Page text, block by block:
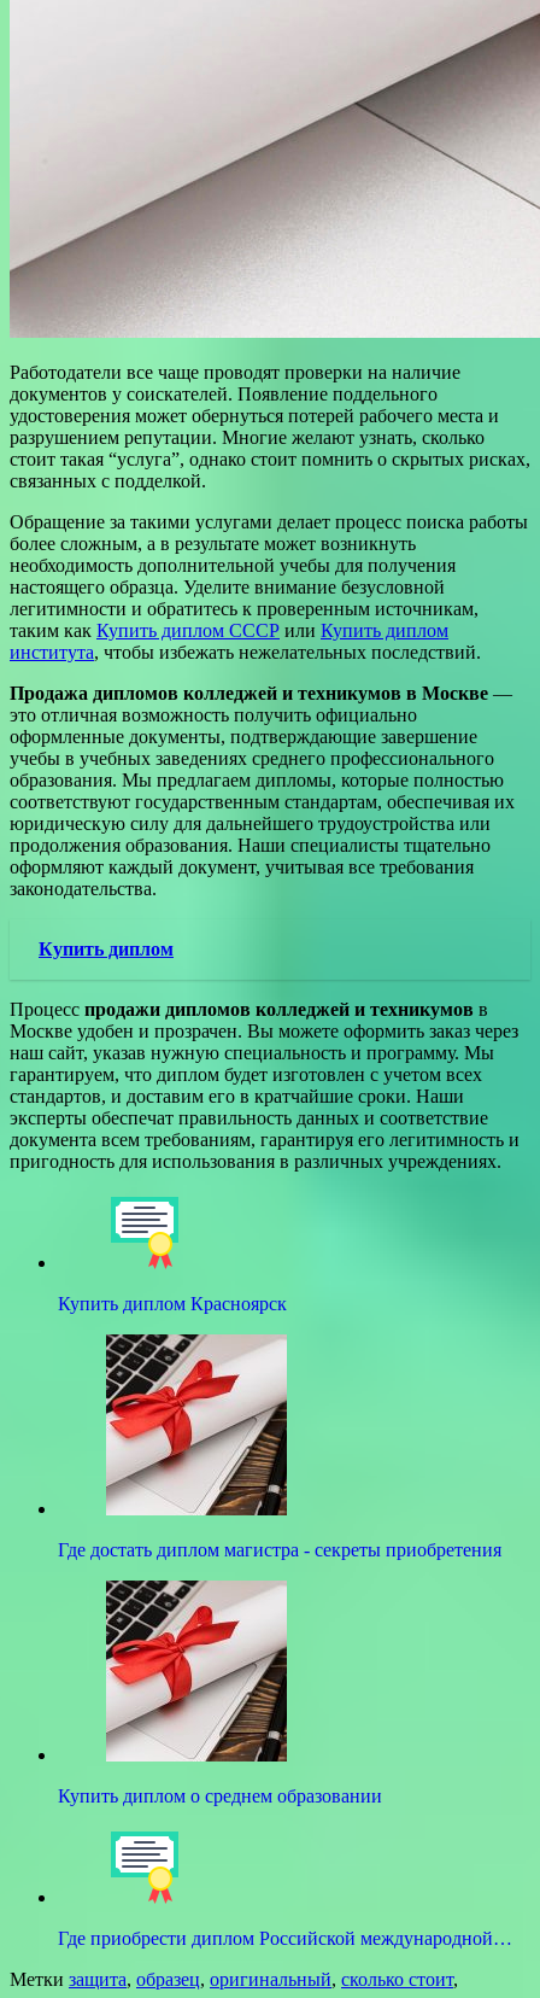
Работодатели все чаще проводят проверки на наличие
документов у соискателей. Появление поддельного
удостоверения может обернуться потерей рабочего места и
разрушением репутации. Многие желают узнать, сколько
стоит такая “услуга”, однако стоит помнить о скрытых рисках,
связанных с подделкой.
Обращение за такими услугами делает процесс поиска работы
более сложным, а в результате может возникнуть
необходимость дополнительной учебы для получения
настоящего образца. Уделите внимание безусловной
легитимности и обратитесь к проверенным источникам,
таким как Купить диплом СССР или Купить диплом
института, чтобы избежать нежелательных последствий.
Продажа дипломов колледжей и техникумов в Москве —
это отличная возможность получить официально
оформленные документы, подтверждающие завершение
учебы в учебных заведениях среднего профессионального
образования. Мы предлагаем дипломы, которые полностью
соответствуют государственным стандартам, обеспечивая их
юридическую силу для дальнейшего трудоустройства или
продолжения образования. Наши специалисты тщательно
оформляют каждый документ, учитывая все требования
законодательства.
Купить диплом
Процесс продажи дипломов колледжей и техникумов в
Москве удобен и прозрачен. Вы можете оформить заказ через
наш сайт, указав нужную специальность и программу. Мы
гарантируем, что диплом будет изготовлен с учетом всех
стандартов, и доставим его в кратчайшие сроки. Наши
эксперты обеспечат правильность данных и соответствие
документа всем требованиям, гарантируя его легитимность и
пригодность для использования в различных учреждениях.
Купить диплом Красноярск
Где достать диплом магистра - секреты приобретения
Купить диплом о среднем образовании
Где приобрести диплом Российской международной…
Метки защита, образец, оригинальный, сколько стоит,